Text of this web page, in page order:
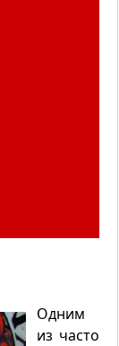
Одним
из часто